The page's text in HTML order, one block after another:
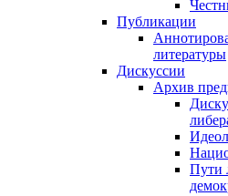
Публикации
литературы
Дискуссии
Архив
Пути